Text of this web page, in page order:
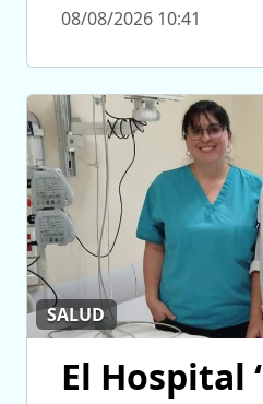
08/08/2026 10:41
SALUD
El Hospital